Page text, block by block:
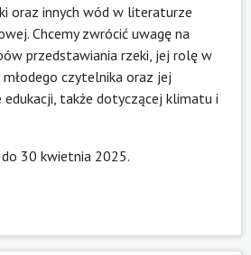
oraz innych wód w literaturze
Chcemy zwrócić uwagę na
przedstawiania rzeki, jej rolę w
czytelnika oraz jej
edukacji, także dotyczącej klimatu i
do 30 kwietnia 2025.